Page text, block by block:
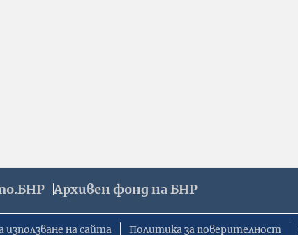
Архивен фонд на БНР
използване на сайта Политика за поверителност